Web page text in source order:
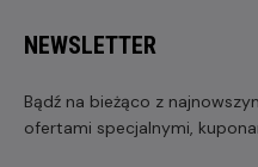
NEWSLETTER
Bądź na bieżąco z
ofertami specjalnymi,